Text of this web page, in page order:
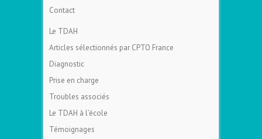
Contact
Le TDAH
Articles sélectionnés par CPTO France
Diagnostic
Prise en charge
Troubles associés
Le TDAH à l’école
Témoignages